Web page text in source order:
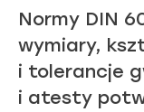
Normy DIN
wymiary,
i tolerancje
i atesty